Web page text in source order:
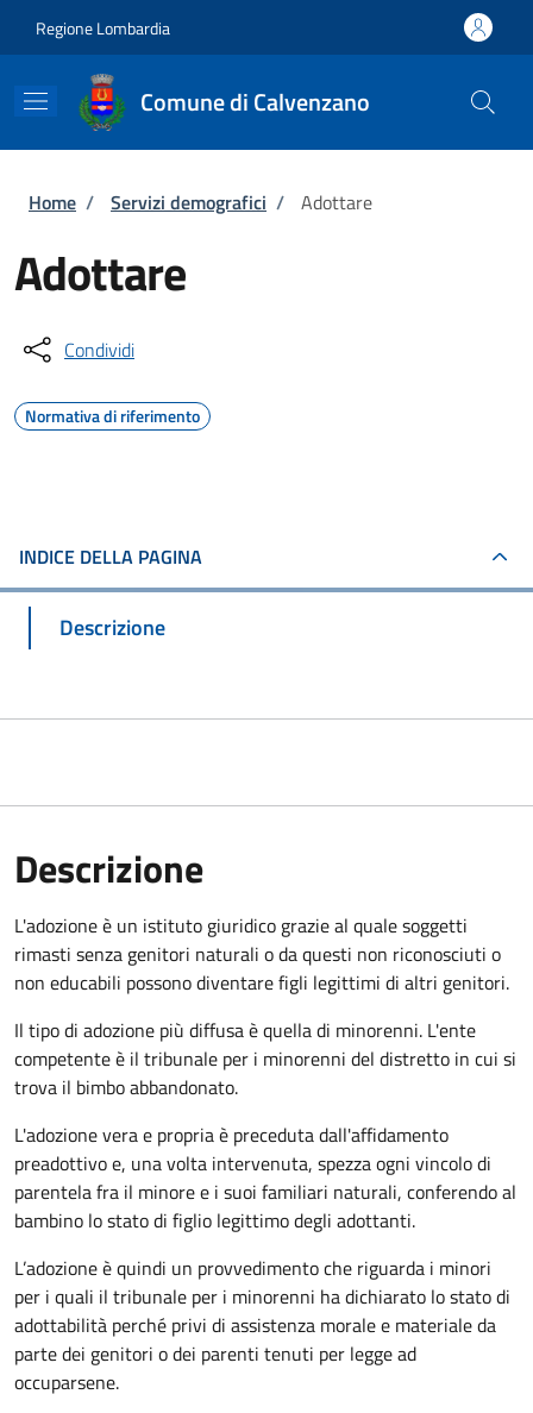
Regione Lombardia
Comune di Calvenzano
Briciole di pane
Home / Servizi demografici / Adottare
Adottare
Condividi
Normativa di riferimento
INDICE DELLA PAGINA
Descrizione
Descrizione
L'adozione è un istituto giuridico grazie al quale soggetti
rimasti senza genitori naturali o da questi non riconosciuti o
non educabili possono diventare figli legittimi di altri genitori.
Il tipo di adozione più diffusa è quella di minorenni. L'ente
competente è il tribunale per i minorenni del distretto in cui si
trova il bimbo abbandonato.
L'adozione vera e propria è preceduta dall'affidamento
preadottivo e, una volta intervenuta, spezza ogni vincolo di
parentela fra il minore e i suoi familiari naturali, conferendo al
bambino lo stato di figlio legittimo degli adottanti.
L’adozione è quindi un provvedimento che riguarda i minori
per i quali il tribunale per i minorenni ha dichiarato lo stato di
adottabilità perché privi di assistenza morale e materiale da
parte dei genitori o dei parenti tenuti per legge ad
occuparsene.